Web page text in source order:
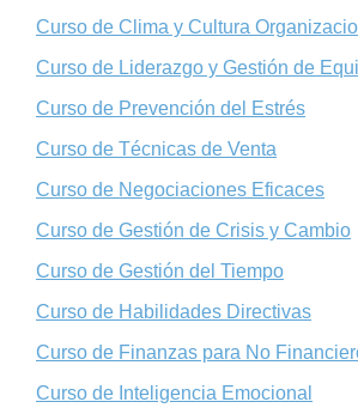
Curso de Clima y Cultura
Curso de Liderazgo y Gestión de
Curso de Prevención del Estrés
Curso de Técnicas de Venta
Curso de Negociaciones Eficaces
Curso de Gestión de Crisis y Cambio
Curso de Gestión del Tiempo
Curso de Habilidades Directivas
Curso de Finanzas para No
Curso de Inteligencia Emocional